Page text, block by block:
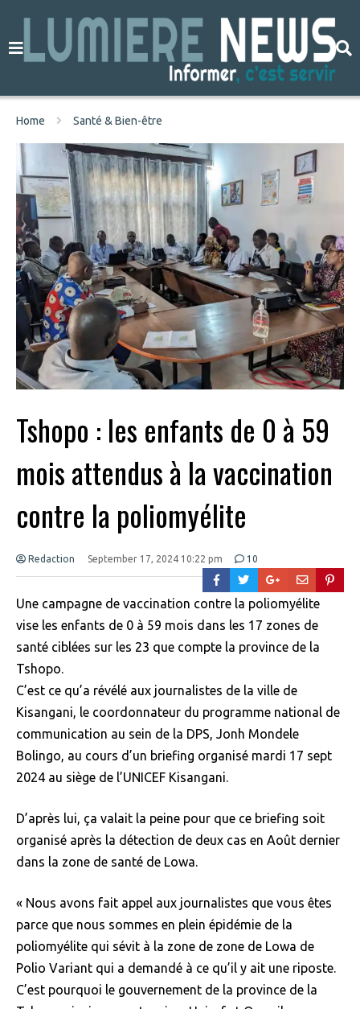
Home Santé & Bien-être
Tshopo : les enfants de 0 à 59
mois attendus à la vaccination
contre la poliomyélite
Redaction September 17, 2024 10:22 pm 10
Une campagne de vaccination contre la poliomyélite
vise les enfants de 0 à 59 mois dans les 17 zones de
santé ciblées sur les 23 que compte la province de la
Tshopo.
C’est ce qu’a révélé aux journalistes de la ville de
Kisangani, le coordonnateur du programme national de
communication au sein de la DPS, Jonh Mondele
Bolingo, au cours d’un briefing organisé mardi 17 sept
2024 au siège de l’UNICEF Kisangani.
D’après lui, ça valait la peine pour que ce briefing soit
organisé après la détection de deux cas en Août dernier
dans la zone de santé de Lowa.
« Nous avons fait appel aux journalistes que vous êtes
parce que nous sommes en plein épidémie de la
poliomyélite qui sévit à la zone de zone de Lowa de
Polio Variant qui a demandé à ce qu’il y ait une riposte.
C’est pourquoi le gouvernement de la province de la